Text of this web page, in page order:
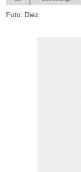
Foto: Diez